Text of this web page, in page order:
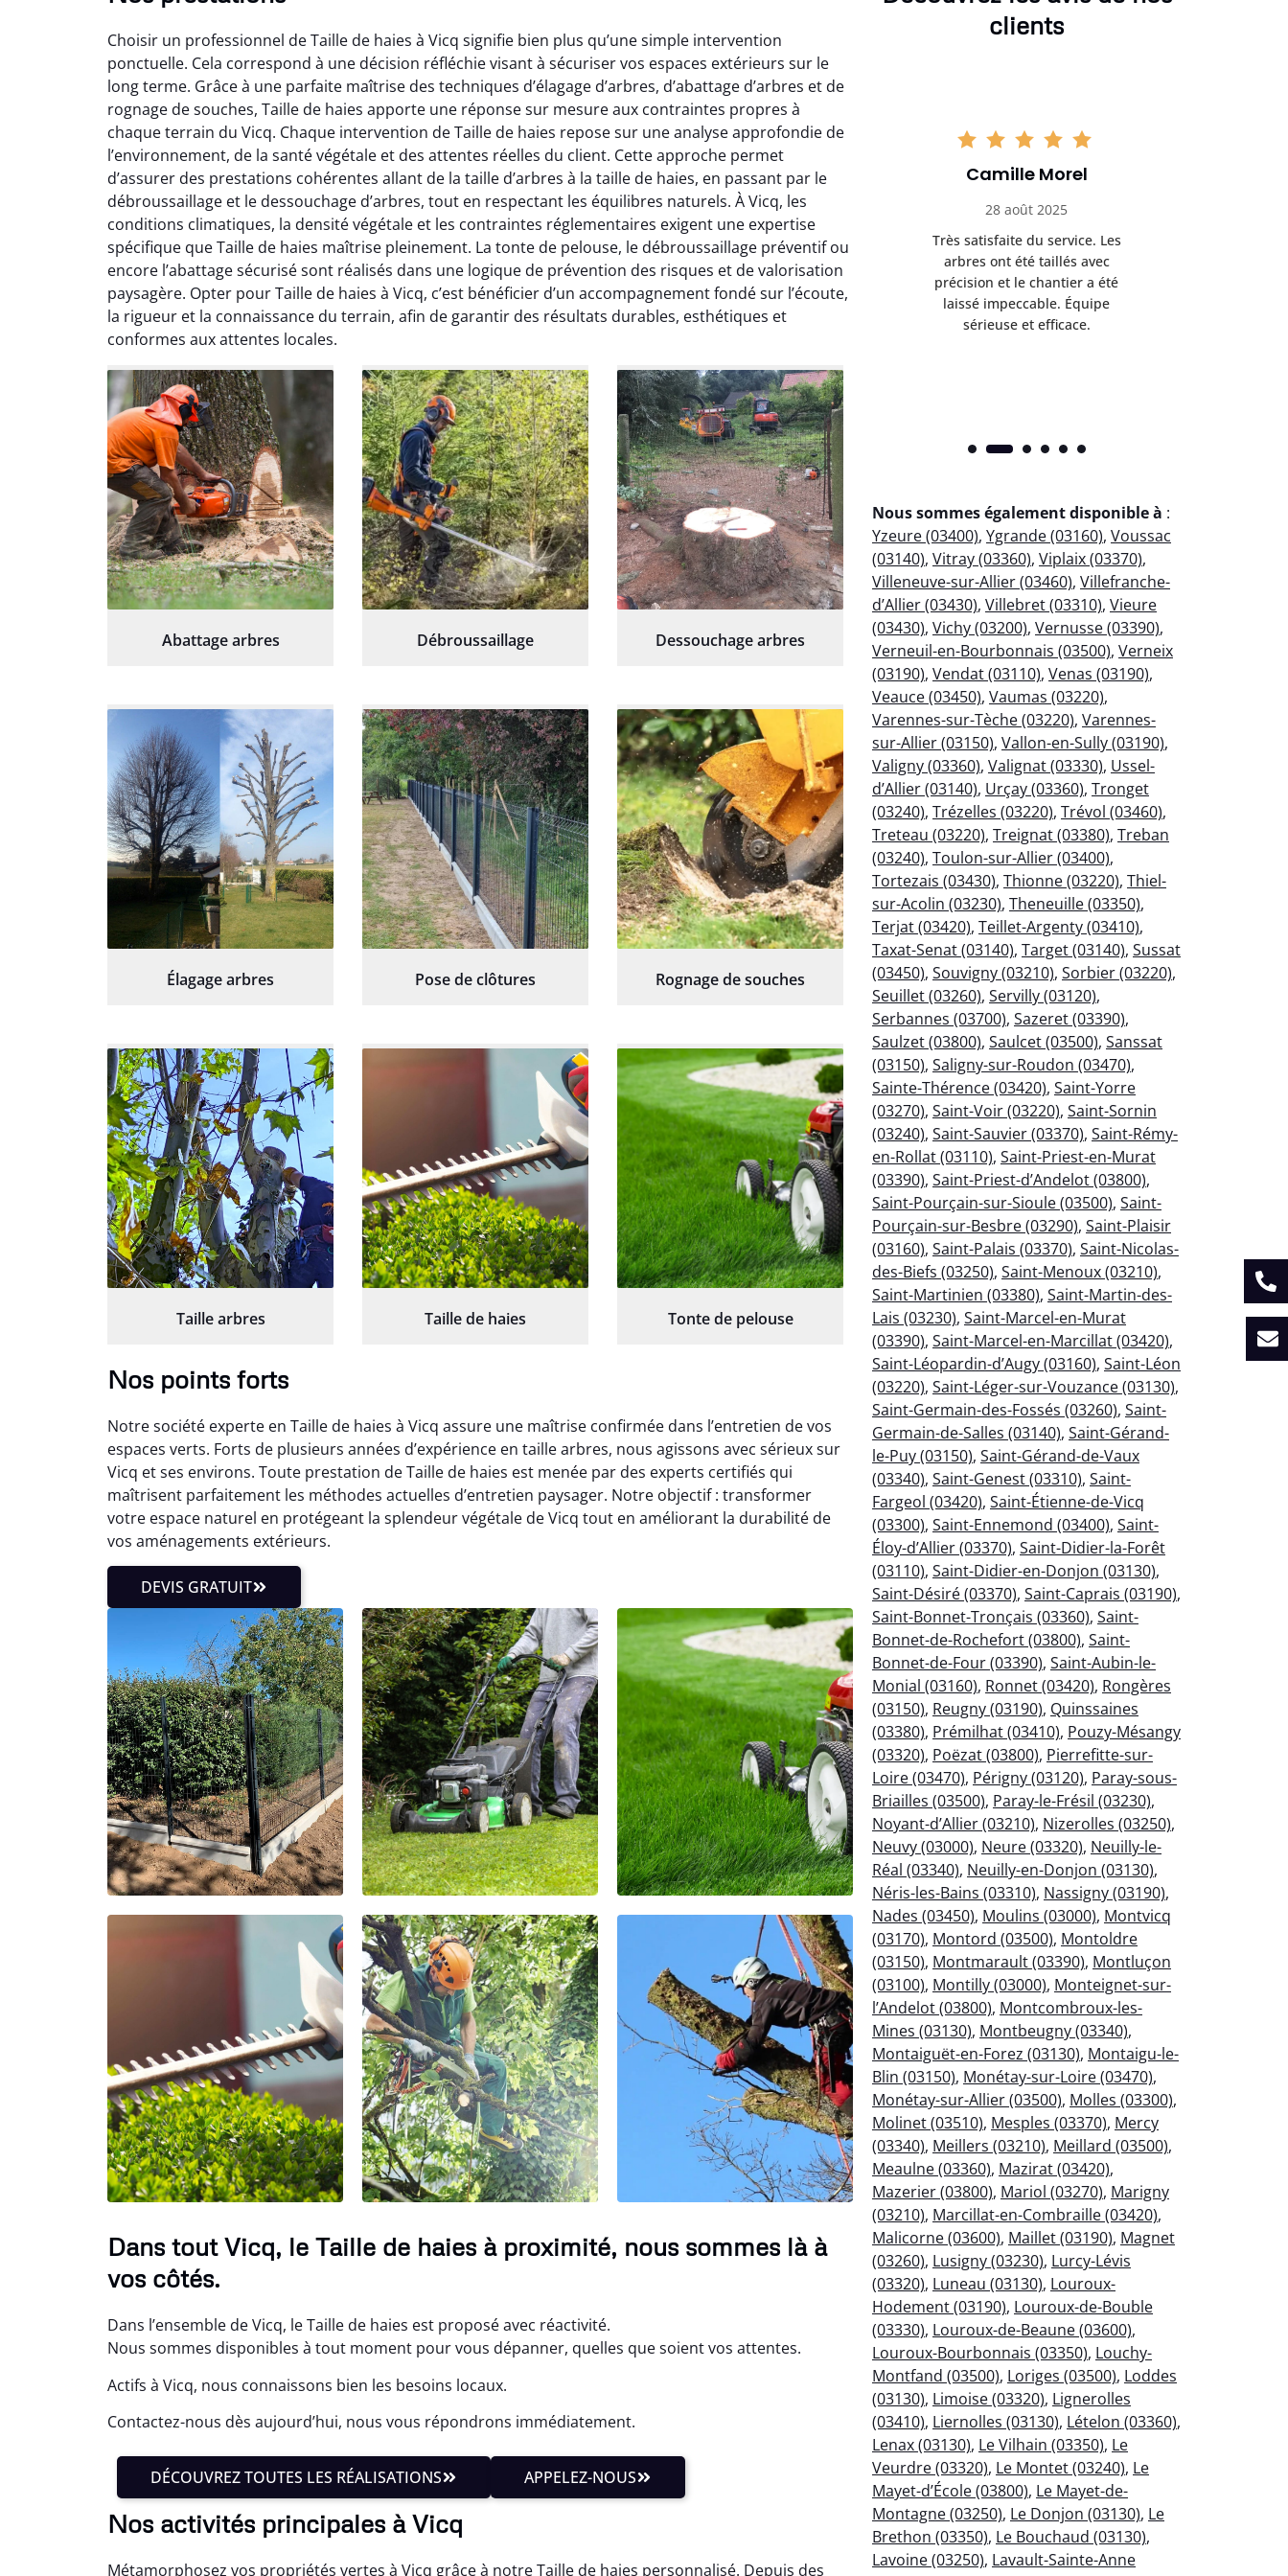
Choisir un professionnel de Taille de haies à Vicq signifie bien plus qu’une simple intervention
ponctuelle. Cela correspond à une décision réfléchie visant à sécuriser vos espaces extérieurs sur le
long terme. Grâce à une parfaite maîtrise des techniques d’élagage d’arbres, d’abattage d’arbres et de
rognage de souches, Taille de haies apporte une réponse sur mesure aux contraintes propres à
chaque terrain du Vicq. Chaque intervention de Taille de haies repose sur une analyse approfondie de
l’environnement, de la santé végétale et des attentes réelles du client. Cette approche permet
d’assurer des prestations cohérentes allant de la taille d’arbres à la taille de haies, en passant par le
débroussaillage et le dessouchage d’arbres, tout en respectant les équilibres naturels. À Vicq, les
conditions climatiques, la densité végétale et les contraintes réglementaires exigent une expertise
spécifique que Taille de haies maîtrise pleinement. La tonte de pelouse, le débroussaillage préventif ou
encore l’abattage sécurisé sont réalisés dans une logique de prévention des risques et de valorisation
paysagère. Opter pour Taille de haies à Vicq, c’est bénéficier d’un accompagnement fondé sur l’écoute,
la rigueur et la connaissance du terrain, afin de garantir des résultats durables, esthétiques et
conformes aux attentes locales.
Abattage arbres Débroussaillage Dessouchage arbres
Élagage arbres Pose de clôtures Rognage de souches
Taille arbres Taille de haies Tonte de pelouse
Nos points forts
Notre société experte en Taille de haies à Vicq assure une maîtrise confirmée dans l’entretien de vos
espaces verts. Forts de plusieurs années d’expérience en taille arbres, nous agissons avec sérieux sur
Vicq et ses environs. Toute prestation de Taille de haies est menée par des experts certifiés qui
maîtrisent parfaitement les méthodes actuelles d’entretien paysager. Notre objectif : transformer
votre espace naturel en protégeant la splendeur végétale de Vicq tout en améliorant la durabilité de
vos aménagements extérieurs.
DEVIS GRATUIT
Dans tout Vicq, le Taille de haies à proximité, nous sommes là à
vos côtés.
Dans l’ensemble de Vicq, le Taille de haies est proposé avec réactivité.
Nous sommes disponibles à tout moment pour vous dépanner, quelles que soient vos attentes.
Actifs à Vicq, nous connaissons bien les besoins locaux.
Contactez-nous dès aujourd’hui, nous vous répondrons immédiatement.
DÉCOUVREZ TOUTES LES RÉALISATIONS APPELEZ-NOUS
Nos activités principales à Vicq
Métamorphosez vos propriétés vertes à Vicq grâce à notre Taille de haies personnalisé. Depuis des
clients
Soraya Benali
07 février 2026
Service irréprochable du
début à la fin. Les arbres ont
été parfaitement entretenus
et le nettoyage après
intervention est impeccable.
Léandro Vasseur
12 juillet 2025
Intervention rapide et très
professionnelle pour
l’élagage de mes arbres. Le
travail est propre, sécurisé et
parfaitement réalisé. Je
Camille Morel
28 août 2025
Très satisfaite du service. Les
arbres ont été taillés avec
précision et le chantier a été
laissé impeccable. Équipe
sérieuse et efficace.
Nous sommes également disponible à :
Yzeure (03400), Ygrande (03160), Voussac
(03140), Vitray (03360), Viplaix (03370),
Villeneuve-sur-Allier (03460), Villefranche-
d’Allier (03430), Villebret (03310), Vieure
(03430), Vichy (03200), Vernusse (03390),
Verneuil-en-Bourbonnais (03500), Verneix
(03190), Vendat (03110), Venas (03190),
Veauce (03450), Vaumas (03220),
Varennes-sur-Tèche (03220), Varennes-
sur-Allier (03150), Vallon-en-Sully (03190),
Valigny (03360), Valignat (03330), Ussel-
d’Allier (03140), Urçay (03360), Tronget
(03240), Trézelles (03220), Trévol (03460),
Treteau (03220), Treignat (03380), Treban
(03240), Toulon-sur-Allier (03400),
Tortezais (03430), Thionne (03220), Thiel-
sur-Acolin (03230), Theneuille (03350),
Terjat (03420), Teillet-Argenty (03410),
Taxat-Senat (03140), Target (03140), Sussat
(03450), Souvigny (03210), Sorbier (03220),
Seuillet (03260), Servilly (03120),
Serbannes (03700), Sazeret (03390),
Saulzet (03800), Saulcet (03500), Sanssat
(03150), Saligny-sur-Roudon (03470),
Sainte-Thérence (03420), Saint-Yorre
(03270), Saint-Voir (03220), Saint-Sornin
(03240), Saint-Sauvier (03370), Saint-Rémy-
en-Rollat (03110), Saint-Priest-en-Murat
(03390), Saint-Priest-d’Andelot (03800),
Saint-Pourçain-sur-Sioule (03500), Saint-
Pourçain-sur-Besbre (03290), Saint-Plaisir
(03160), Saint-Palais (03370), Saint-Nicolas-
des-Biefs (03250), Saint-Menoux (03210),
Saint-Martinien (03380), Saint-Martin-des-
Lais (03230), Saint-Marcel-en-Murat
(03390), Saint-Marcel-en-Marcillat (03420),
Saint-Léopardin-d’Augy (03160), Saint-Léon
(03220), Saint-Léger-sur-Vouzance (03130),
Saint-Germain-des-Fossés (03260), Saint-
Germain-de-Salles (03140), Saint-Gérand-
le-Puy (03150), Saint-Gérand-de-Vaux
(03340), Saint-Genest (03310), Saint-
Fargeol (03420), Saint-Étienne-de-Vicq
(03300), Saint-Ennemond (03400), Saint-
Éloy-d’Allier (03370), Saint-Didier-la-Forêt
(03110), Saint-Didier-en-Donjon (03130),
Saint-Désiré (03370), Saint-Caprais (03190),
Saint-Bonnet-Tronçais (03360), Saint-
Bonnet-de-Rochefort (03800), Saint-
Bonnet-de-Four (03390), Saint-Aubin-le-
Monial (03160), Ronnet (03420), Rongères
(03150), Reugny (03190), Quinssaines
(03380), Prémilhat (03410), Pouzy-Mésangy
(03320), Poëzat (03800), Pierrefitte-sur-
Loire (03470), Périgny (03120), Paray-sous-
Briailles (03500), Paray-le-Frésil (03230),
Noyant-d’Allier (03210), Nizerolles (03250),
Neuvy (03000), Neure (03320), Neuilly-le-
Réal (03340), Neuilly-en-Donjon (03130),
Néris-les-Bains (03310), Nassigny (03190),
Nades (03450), Moulins (03000), Montvicq
(03170), Montord (03500), Montoldre
(03150), Montmarault (03390), Montluçon
(03100), Montilly (03000), Monteignet-sur-
l’Andelot (03800), Montcombroux-les-
Mines (03130), Montbeugny (03340),
Montaiguët-en-Forez (03130), Montaigu-le-
Blin (03150), Monétay-sur-Loire (03470),
Monétay-sur-Allier (03500), Molles (03300),
Molinet (03510), Mesples (03370), Mercy
(03340), Meillers (03210), Meillard (03500),
Meaulne (03360), Mazirat (03420),
Mazerier (03800), Mariol (03270), Marigny
(03210), Marcillat-en-Combraille (03420),
Malicorne (03600), Maillet (03190), Magnet
(03260), Lusigny (03230), Lurcy-Lévis
(03320), Luneau (03130), Louroux-
Hodement (03190), Louroux-de-Bouble
(03330), Louroux-de-Beaune (03600),
Louroux-Bourbonnais (03350), Louchy-
Montfand (03500), Loriges (03500), Loddes
(03130), Limoise (03320), Lignerolles
(03410), Liernolles (03130), Lételon (03360),
Lenax (03130), Le Vilhain (03350), Le
Veurdre (03320), Le Montet (03240), Le
Mayet-d’École (03800), Le Mayet-de-
Montagne (03250), Le Donjon (03130), Le
Brethon (03350), Le Bouchaud (03130),
Lavoine (03250), Lavault-Sainte-Anne